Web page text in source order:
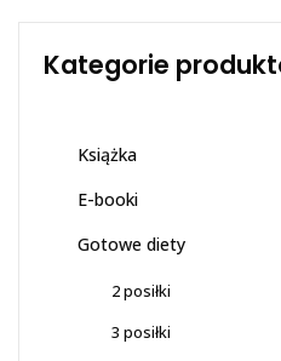
Kategorie
Książka
E-booki
Gotowe diety
2 posiłki
3 posiłki